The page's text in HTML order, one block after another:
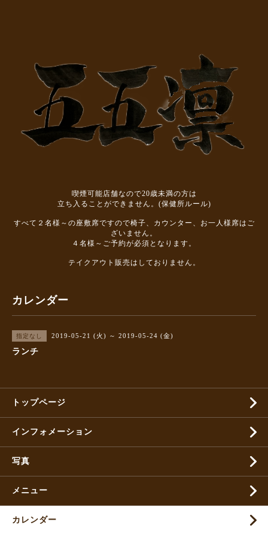
喫煙可能店舗なので20歳未満の方は
立ち入ることができません。(保健所ルール)
すべて２名様～の座敷席ですので椅子、カウンター、お一人様席はご
ざいません。
４名様～ご予約が必須となります。
テイクアウト販売はしておりません。
カレンダー
指定なし 2019-05-21 (火) ～ 2019-05-24 (金)
ランチ
トップページ
インフォメーション
写真
メニュー
カレンダー